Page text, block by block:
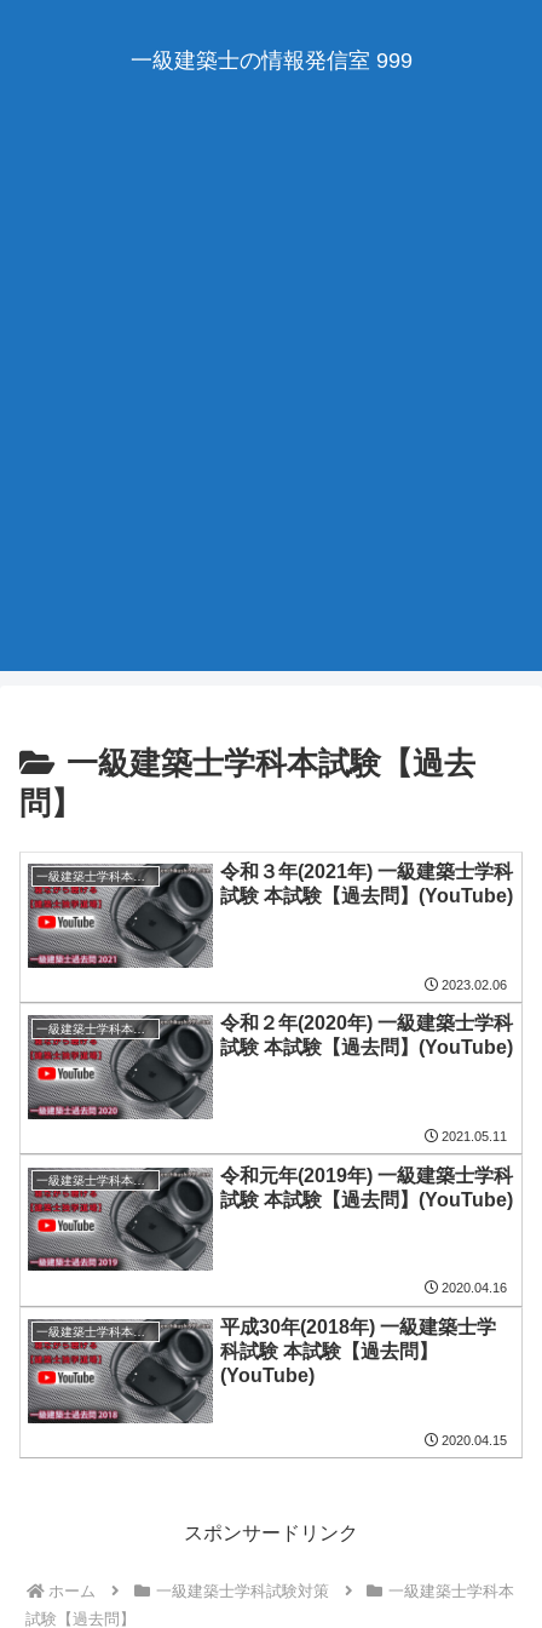
一級建築士の情報発信室 999
一級建築士学科本試験【過去
問】
一級建築士学科本試験【過去問】
令和３年(2021年) 一級建築士学科
試験 本試験【過去問】(YouTube)
2023.02.06
一級建築士学科本試験【過去問】
令和２年(2020年) 一級建築士学科
試験 本試験【過去問】(YouTube)
2021.05.11
一級建築士学科本試験【過去問】
令和元年(2019年) 一級建築士学科
試験 本試験【過去問】(YouTube)
2020.04.16
一級建築士学科本試験【過去問】
平成30年(2018年) 一級建築士学
科試験 本試験【過去問】
(YouTube)
2020.04.15
スポンサードリンク
ホーム 一級建築士学科試験対策
一級建築士学科本
試験【過去問】